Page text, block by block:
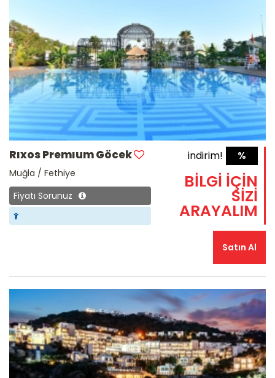
Rıxos Premıum Göcek
Muğla / Fethiye
Fiyatı Sorunuz
%
indirim!
BİLGİ İÇİN
SİZİ
ARAYALIM
Satın Al